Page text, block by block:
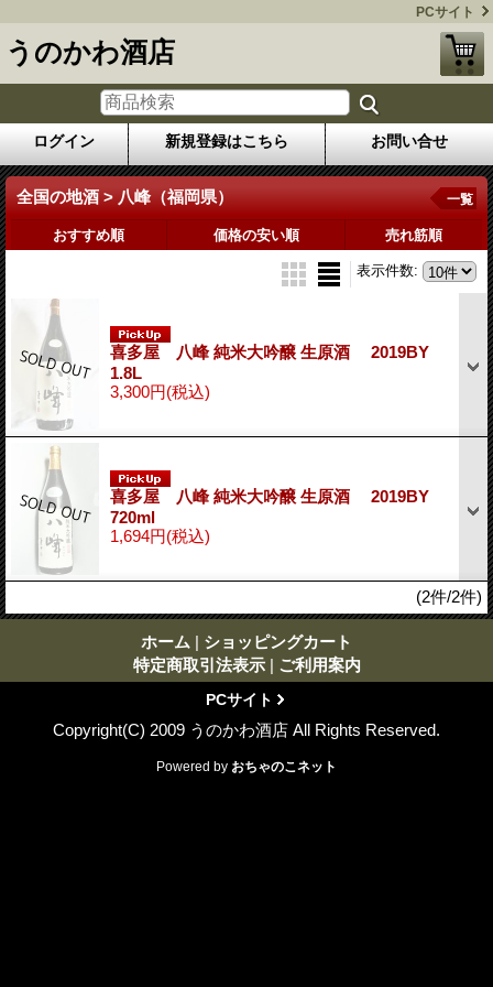
PCサイト
うのかわ酒店
ログイン 新規登録はこちら お問い合せ
全国の地酒 > 八峰（福岡県） 一覧
おすすめ順 価格の安い順 売れ筋順
表示件数:
喜多屋 八峰 純米大吟醸 生原酒 2019BY
1.8L
3,300円(税込)
喜多屋 八峰 純米大吟醸 生原酒 2019BY
720ml
1,694円(税込)
(2件/2件)
ホーム | ショッピングカート
特定商取引法表示 | ご利用案内
PCサイト
Copyright(C) 2009 うのかわ酒店 All Rights Reserved.
Powered by おちゃのこネット